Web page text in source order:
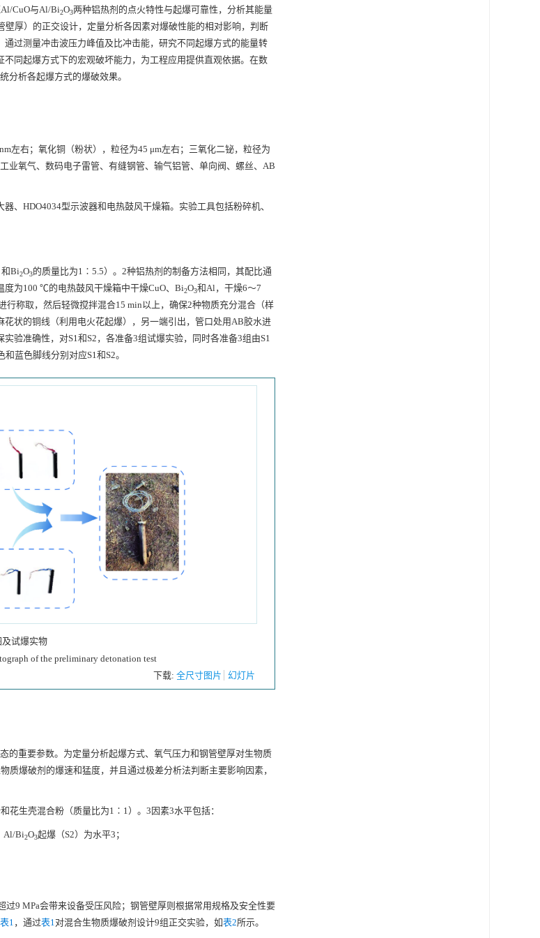
CuO与Al/Bi2O3两种铝热剂的点火特性与起爆可靠性，分析其能量
厚）的正交设计，定量分析各因素对爆破性能的相对影响，判断
过测量冲击波压力峰值及比冲击能，研究不同起爆方式的能量转
同起爆方式下的宏观破坏能力，为工程应用提供直观依据。在数
分析各起爆方式的爆破效果。
左右；氧化铜（粉状），粒径为45 μm左右；三氧化二铋，粒径为
业氧气、数码电子雷管、有缝钢管、输气铝管、单向阀、螺丝、AB
、HDO4034型示波器和电热鼓风干燥箱。实验工具包括粉碎机、
和Bi2O3的质量比为1∶5.5）。2种铝热剂的制备方法相同，其配比通
度为100 ℃的电热鼓风干燥箱中干燥CuO、Bi2O3和Al，干燥6～7
行称取，然后轻微搅拌混合15 min以上，确保2种物质充分混合（样
状的铜线（利用电火花起爆），另一端引出，管口处用AB胶水进
验准确性，对S1和S2，各准备3组试爆实验，同时各准备3组由S1
蓝色脚线分别对应S1和S2。
试爆实物
of the preliminary detonation test
下载: 全尺寸图片 幻灯片
的重要参数。为定量分析起爆方式、氧气压力和钢管壁厚对生物质
爆破剂的爆速和猛度，并且通过极差分析法判断主要影响因素，
花生壳混合粉（质量比为1∶1）。3因素3水平包括：
Al/Bi2O3起爆（S2）为水平3；
9 MPa会带来设备受压风险；钢管壁厚则根据常用规格及安全性要
表1 ，通过表1对混合生物质爆破剂设计9组正交实验，如表2所示。